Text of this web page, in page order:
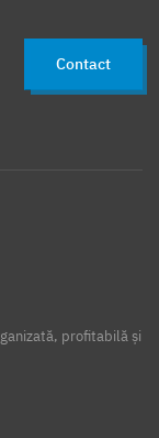
Contact
profitabilă și